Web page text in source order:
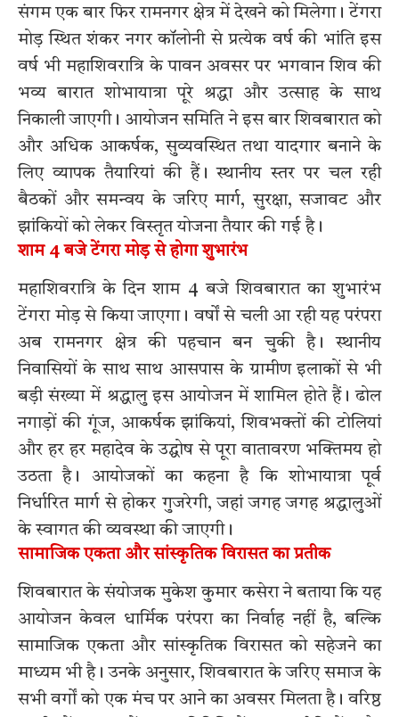
संगम एक बार फिर रामनगर क्षेत्र में देखने को मिलेगा। टेंगरा
मोड़ स्थित शंकर नगर कॉलोनी से प्रत्येक वर्ष की भांति इस
वर्ष भी महाशिवरात्रि के पावन अवसर पर भगवान शिव की
भव्य बारात शोभायात्रा पूरे श्रद्धा और उत्साह के साथ
निकाली जाएगी। आयोजन समिति ने इस बार शिवबारात को
और अधिक आकर्षक, सुव्यवस्थित तथा यादगार बनाने के
लिए व्यापक तैयारियां की हैं। स्थानीय स्तर पर चल रही
बैठकों और समन्वय के जरिए मार्ग, सुरक्षा, सजावट और
झांकियों को लेकर विस्तृत योजना तैयार की गई है।
शाम 4 बजे टेंगरा मोड़ से होगा शुभारंभ
महाशिवरात्रि के दिन शाम 4 बजे शिवबारात का शुभारंभ
टेंगरा मोड़ से किया जाएगा। वर्षों से चली आ रही यह परंपरा
अब रामनगर क्षेत्र की पहचान बन चुकी है। स्थानीय
निवासियों के साथ साथ आसपास के ग्रामीण इलाकों से भी
बड़ी संख्या में श्रद्धालु इस आयोजन में शामिल होते हैं। ढोल
नगाड़ों की गूंज, आकर्षक झांकियां, शिवभक्तों की टोलियां
और हर हर महादेव के उद्घोष से पूरा वातावरण भक्तिमय हो
उठता है। आयोजकों का कहना है कि शोभायात्रा पूर्व
निर्धारित मार्ग से होकर गुजरेगी, जहां जगह जगह श्रद्धालुओं
के स्वागत की व्यवस्था की जाएगी।
सामाजिक एकता और सांस्कृतिक विरासत का प्रतीक
शिवबारात के संयोजक मुकेश कुमार कसेरा ने बताया कि यह
आयोजन केवल धार्मिक परंपरा का निर्वाह नहीं है, बल्कि
सामाजिक एकता और सांस्कृतिक विरासत को सहेजने का
माध्यम भी है। उनके अनुसार, शिवबारात के जरिए समाज के
सभी वर्गों को एक मंच पर आने का अवसर मिलता है। वरिष्ठ